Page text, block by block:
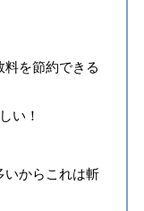
を節約できる
い！
いからこれは斬